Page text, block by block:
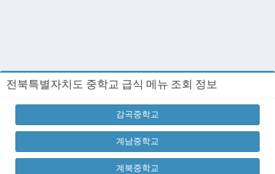
전북특별자치도 중학교 급식 메뉴 조회 정보
감곡중학교
계남중학교
계북중학교